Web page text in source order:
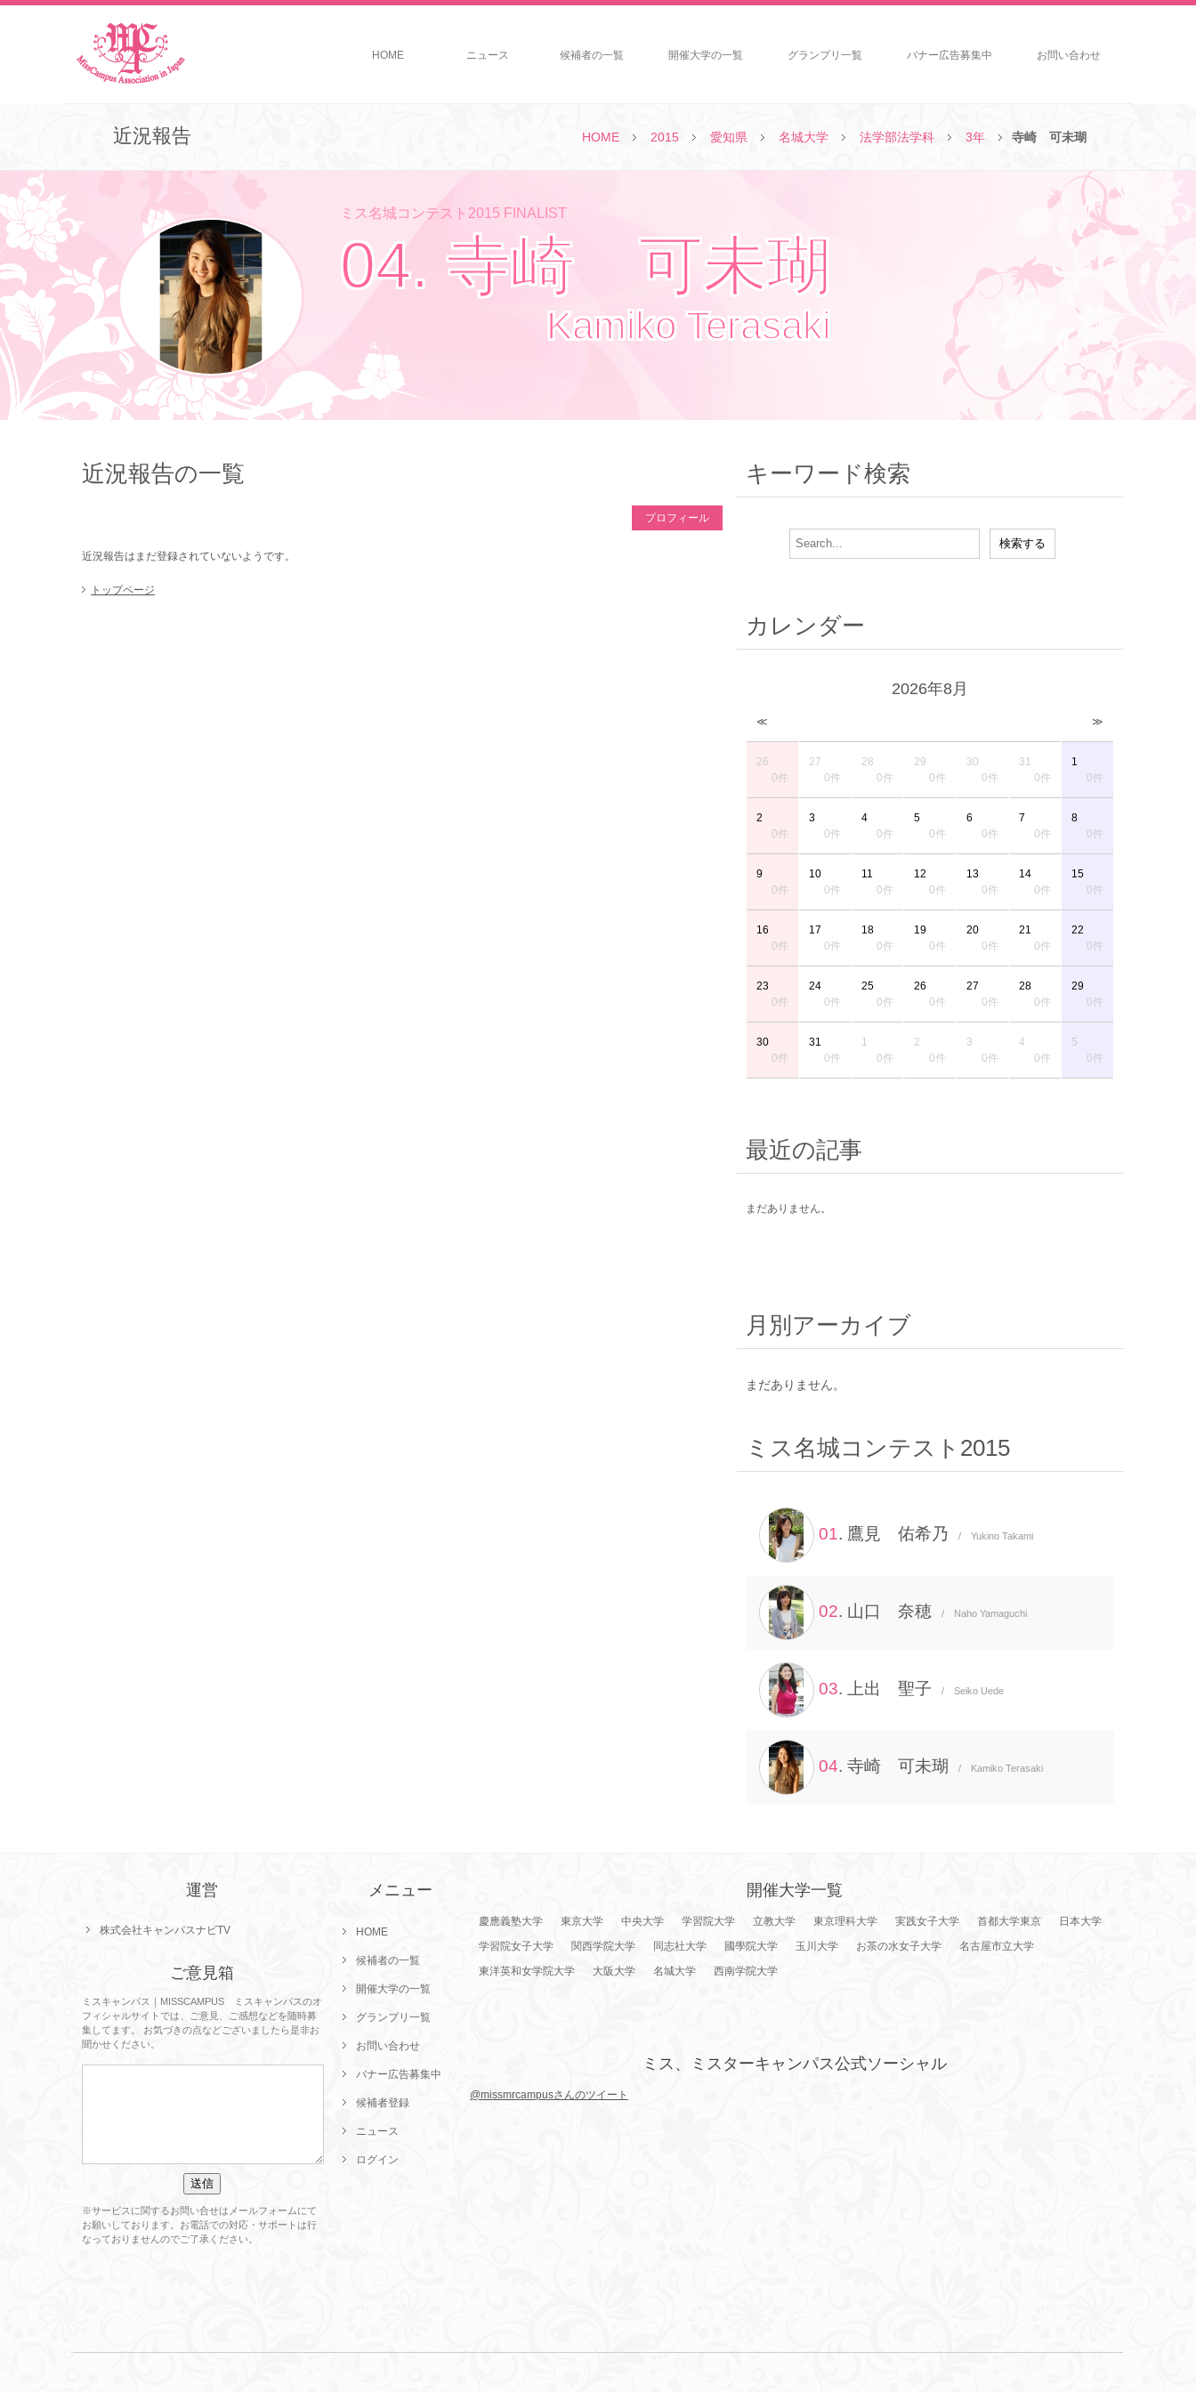
HOME ニュース 候補者の一覧 開催大学の一覧 グランプリ一覧 バナー広告募集中 お問い合わせ
HOME 2015 愛知県 名城大学 法学部法学科 3年 寺崎 可未瑚
近況報告
ミス名城コンテスト2015 FINALIST
04. 寺崎 可未瑚
Kamiko Terasaki
近況報告の一覧
プロフィール
近況報告はまだ登録されていないようです。
トップページ
キーワード検索
カレンダー
2026年8月
≪ ≫
26
0件
27
0件
28
0件
29
0件
30
0件
31
0件
1
0件
2
0件
3
0件
4
0件
5
0件
6
0件
7
0件
8
0件
9
0件
10
0件
11
0件
12
0件
13
0件
14
0件
15
0件
16
0件
17
0件
18
0件
19
0件
20
0件
21
0件
22
0件
23
0件
24
0件
25
0件
26
0件
27
0件
28
0件
29
0件
30
0件
31
0件
1
0件
2
0件
3
0件
4
0件
5
0件
最近の記事
まだありません。
月別アーカイブ
まだありません。
ミス名城コンテスト2015
01. 鷹見 佑希乃 / Yukino Takami
02. 山口 奈穂 / Naho Yamaguchi
03. 上出 聖子 / Seiko Uede
04. 寺崎 可未瑚 / Kamiko Terasaki
運営
株式会社キャンパスナビTV
ご意見箱
ミスキャンパス｜MISSCAMPUS ミスキャンパスのオ
フィシャルサイトでは、ご意見、ご感想などを随時募
集してます。 お気づきの点などございましたら是非お
聞かせください。
※サービスに関するお問い合せはメールフォームにて
お願いしております。お電話での対応・サポートは行
なっておりませんのでご了承ください。
メニュー
HOME
候補者の一覧
開催大学の一覧
グランプリ一覧
お問い合わせ
バナー広告募集中
候補者登録
ニュース
ログイン
開催大学一覧
慶應義塾大学 東京大学 中央大学 学習院大学 立教大学 東京理科大学 実践女子大学 首都大学東京
日本大学
学習院女子大学
関西学院大学 同志社大学 國學院大学 玉川大学 お茶の水女子大学
名古屋市立大学
東洋英和女学院大学
大阪大学 名城大学 西南学院大学
ミス、ミスターキャンパス公式ソーシャル
@missmrcampusさんのツイート